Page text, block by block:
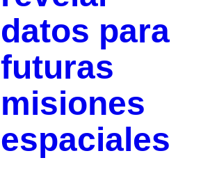
datos para
futuras
misiones
espaciales